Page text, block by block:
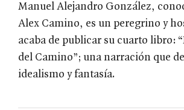
Manuel Alejandro González,
Alex Camino, es un peregrino y
acaba de publicar su cuarto libro:
del Camino”; una narración que
idealismo y fantasía.